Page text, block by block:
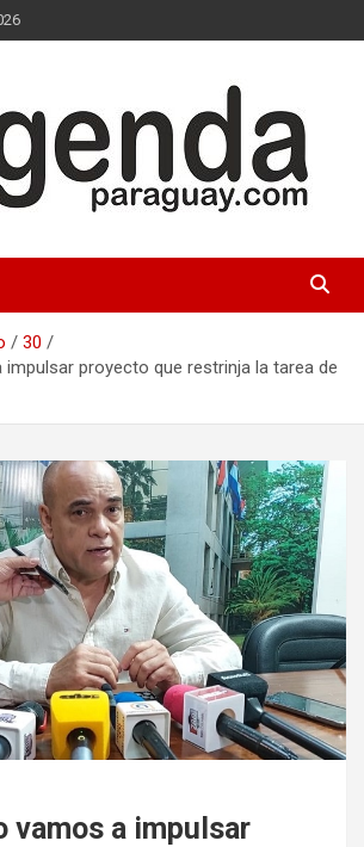
30
impulsar proyecto que restrinja la tarea de
vamos a impulsar